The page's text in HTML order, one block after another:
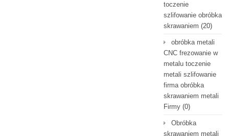
toczenie
szlifowanie obróbka
skrawaniem (20)
obróbka metali
CNC frezowanie w
metalu toczenie
metali szlifowanie
firma obróbka
skrawaniem metali
Firmy (0)
Obróbka
skrawaniem metali